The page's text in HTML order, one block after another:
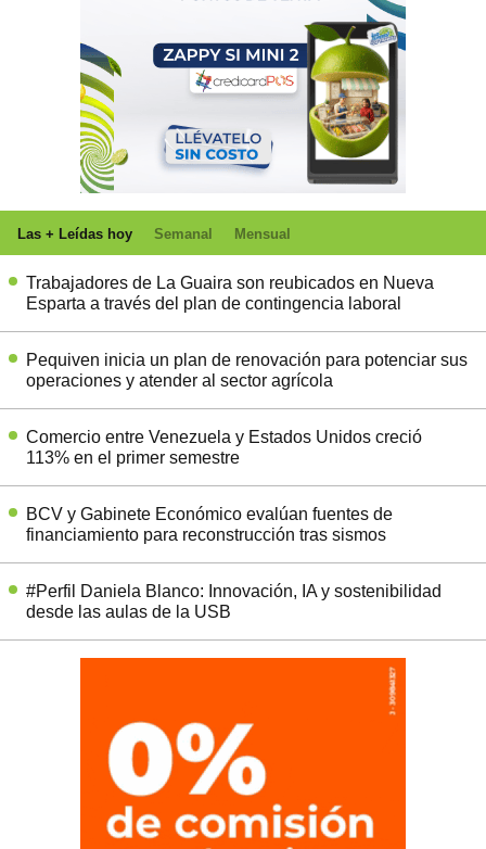
Las + Leídas hoy Semanal Mensual
Trabajadores de La Guaira son reubicados en Nueva
Esparta a través del plan de contingencia laboral
Pequiven inicia un plan de renovación para potenciar sus
operaciones y atender al sector agrícola
Comercio entre Venezuela y Estados Unidos creció
113% en el primer semestre
BCV y Gabinete Económico evalúan fuentes de
financiamiento para reconstrucción tras sismos
#Perfil Daniela Blanco: Innovación, IA y sostenibilidad
desde las aulas de la USB